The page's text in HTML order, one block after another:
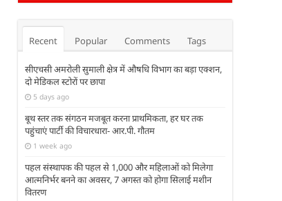
Recent Popular Comments Tags
सीएचसी अमरोली सुमाली क्षेत्र में औषधि विभाग का बड़ा एक्शन,
दो मेडिकल स्टोरों पर छापा
5 days ago
बूथ स्तर तक संगठन मजबूत करना प्राथमिकता, हर घर तक
पहुंचाएं पार्टी की विचारधारा- आर.पी. गौतम
1 week ago
पहल संस्थापक की पहल से 1,000 और महिलाओं को मिलेगा
आत्मनिर्भर बनने का अवसर, 7 अगस्त को होगा सिलाई मशीन
वितरण